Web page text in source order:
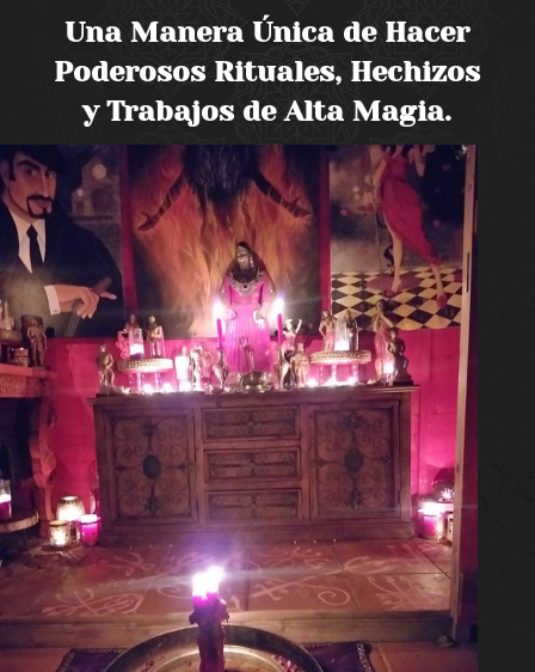
Una Manera Única de Hacer
Poderosos Rituales, Hechizos
y Trabajos de Alta Magia.